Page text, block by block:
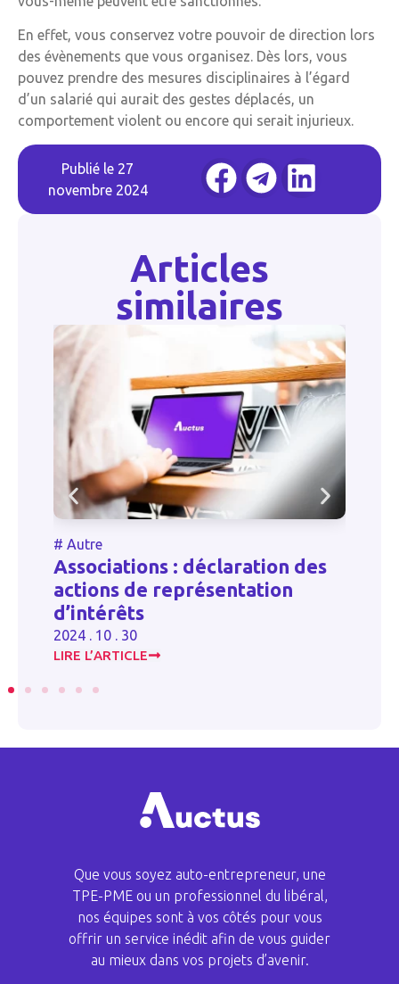
En effet, vous conservez votre pouvoir de direction lors
des évènements que vous organisez. Dès lors, vous
pouvez prendre des mesures disciplinaires à l’égard
d’un salarié qui aurait des gestes déplacés, un
comportement violent ou encore qui serait injurieux.
Publié le 27
novembre 2024
Articles
similaires
Autre
Associations : déclaration des
actions de représentation
d’intérêts
2024 . 10 . 30
LIRE L’ARTICLE
Que vous soyez auto-entrepreneur, une
TPE-PME ou un professionnel du libéral,
nos équipes sont à vos côtés pour vous
offrir un service inédit afin de vous guider
au mieux dans vos projets d’avenir.